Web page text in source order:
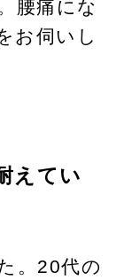
腰痛にな
お伺いし
えてい
。20代の